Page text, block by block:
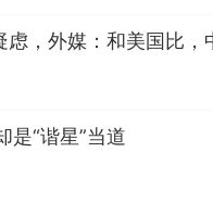
，外媒：和美国比，
是“谐星”当道